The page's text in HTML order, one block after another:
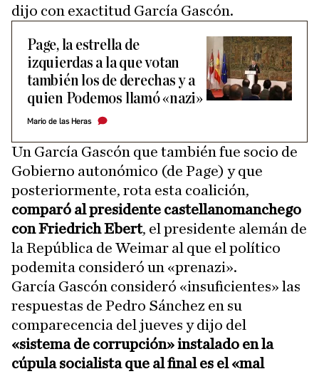
dijo con exactitud García Gascón.
Page, la estrella de
izquierdas a la que votan
también los de derechas y a
quien Podemos llamó «nazi»
Mario de las Heras
Un García Gascón que también fue socio de
Gobierno autonómico (de Page) y que
posteriormente, rota esta coalición,
comparó al presidente castellanomanchego
con Friedrich Ebert, el presidente alemán de
la República de Weimar al que el político
podemita consideró un «prenazi».
García Gascón consideró «insuficientes» las
respuestas de Pedro Sánchez en su
comparecencia del jueves y dijo del
«sistema de corrupción» instalado en la
cúpula socialista que al final es el «mal